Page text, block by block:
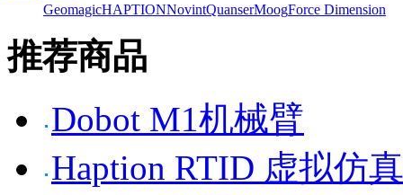
GeomagicHAPTIONNovintQuanserMoogForce Dimension
推荐商品
Dobot M1机械臂
Haption RTID 虚拟仿